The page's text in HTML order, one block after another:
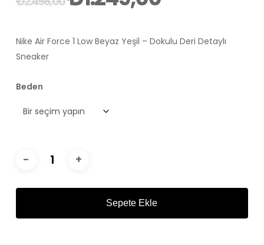
₺2.498,00.
fiyat:
₺1.249,00.
Nike Air Force 1 Low Beyaz Yeşil – Dokulu Deri Detaylı
Sneaker
Beden
Sepete Ekle